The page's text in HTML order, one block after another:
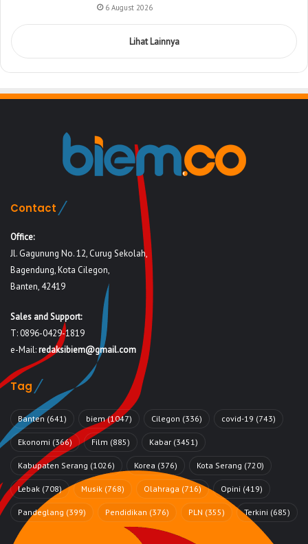
6 August 2026
Lihat Lainnya
Contact
Office:
Jl. Gagunung No. 12, Curug Sekolah,
Bagendung, Kota Cilegon,
Banten, 42419
Sales and Support:
T: 0896-0429-1819
e-Mail:redaksibiem@gmail.com
Tag
Banten (641) biem(1047) Cilegon (336) covid-19 (743)
Ekonomi (366) Film (885) Kabar (3451)
Kabupaten Serang (1026) Korea (376) Kota Serang (720)
Lebak (708) Musik (768) Olahraga (716) Opini (419)
Pandeglang (399) Pendidikan (376) PLN (355) Terkini (685)